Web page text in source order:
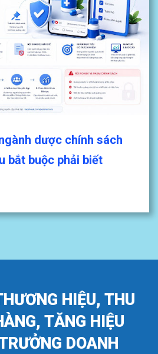
dược chính sách
bắt buộc phải biết
HIỆU, THU
TĂNG HIỆU
DOANH